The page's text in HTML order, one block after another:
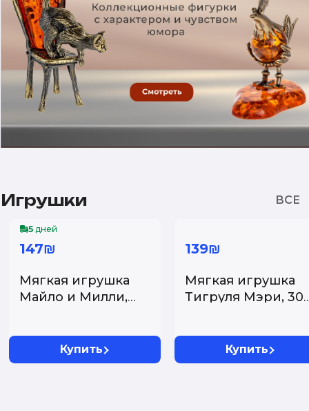
Игрушки
5 дней
147₪
Мягкая игрушка
Майло и Милли,
Купить
139₪
Мягкая игрушка
Тигруля Мэри, 30
Купить